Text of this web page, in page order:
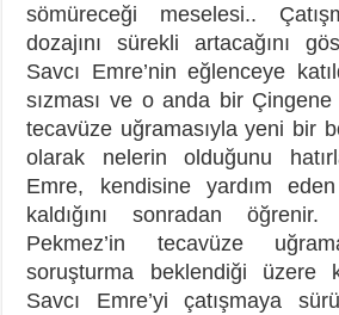
sömüreceği meselesi..
dozajını sürekli artacağını
Savcı Emre’nin eğlenceye
sızması ve o anda bir Çingene
tecavüze uğramasıyla yeni bir
olarak nelerin olduğunu
Emre, kendisine yardım
kaldığını sonradan öğrenir.
Pekmez’in tecavüze
soruşturma beklendiği üzere
Savcı Emre’yi çatışmaya